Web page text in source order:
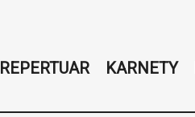
REPERTUAR KARNETY